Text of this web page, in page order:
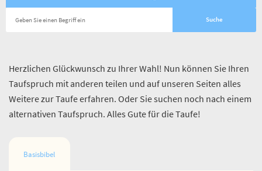
Herzlichen Glückwunsch zu Ihrer Wahl! Nun können Sie Ihren
Taufspruch mit anderen teilen und auf unseren Seiten alles
Weitere zur Taufe erfahren. Oder Sie suchen noch nach einem
alternativen Taufspruch. Alles Gute für die Taufe!
Basisbibel